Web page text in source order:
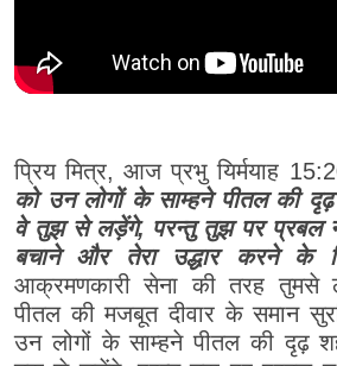
प्रिय मित्र, आज प्रभु यिर्मयाह
को उन लोगों के साम्हने पीतल की
वे तुझ से लड़ेंगे, परन्तु तुझ पर प्रबल
बचाने और तेरा उद्धार करने के
आक्रमणकारी सेना की तरह तुमसे
पीतल की मजबूत दीवार के समान
उन लोगों के साम्हने पीतल की दृढ़